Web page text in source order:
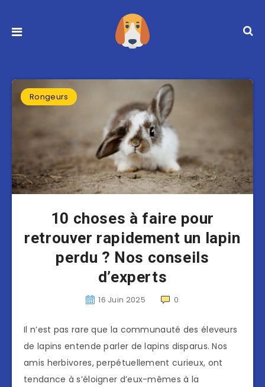
Rongeurs
10 choses à faire pour
retrouver rapidement un lapin
perdu ? Nos conseils
d’experts
16 Juin 2025 0
Il n’est pas rare que la communauté des éleveurs
de lapins entende parler de lapins disparus. Nos
amis herbivores, perpétuellement curieux, ont
tendance à s’éloigner d’eux-mêmes à la